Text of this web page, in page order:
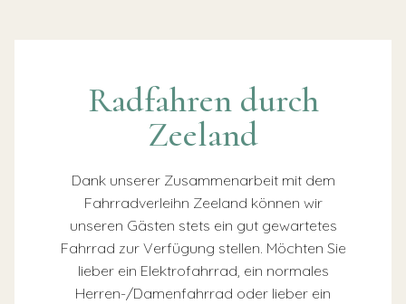
Radfahren durch
Zeeland
Dank unserer Zusammenarbeit mit dem
Fahrradverleihn Zeeland können wir
unseren Gästen stets ein gut gewartetes
Fahrrad zur Verfügung stellen. Möchten Sie
lieber ein Elektrofahrrad, ein normales
Herren-/Damenfahrrad oder lieber ein